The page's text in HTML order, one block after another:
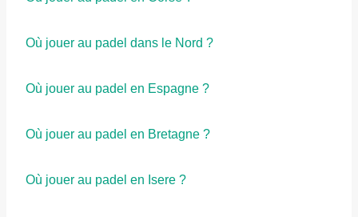
Où jouer au padel dans le Nord ?
Où jouer au padel en Espagne ?
Où jouer au padel en Bretagne ?
Où jouer au padel en Isere ?